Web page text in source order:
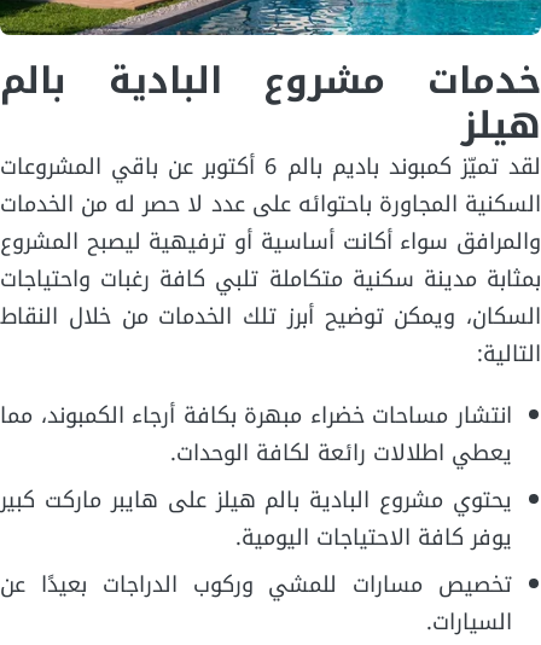
خدمات مشروع البادية بالم
هيلز
لقد تميّز كمبوند باديم بالم 6 أكتوبر عن باقي المشروعات
السكنية المجاورة باحتوائه على عدد لا حصر له من الخدمات
والمرافق سواء أكانت أساسية أو ترفيهية ليصبح المشروع
بمثابة مدينة سكنية متكاملة تلبي كافة رغبات واحتياجات
السكان، ويمكن توضيح أبرز تلك الخدمات من خلال النقاط
التالية:
انتشار مساحات خضراء مبهرة بكافة أرجاء الكمبوند، مما
يعطي اطلالات رائعة لكافة الوحدات.
يحتوي مشروع البادية بالم هيلز على هايبر ماركت كبير
يوفر كافة الاحتياجات اليومية.
تخصيص مسارات للمشي وركوب الدراجات بعيدًا عن
السيارات.